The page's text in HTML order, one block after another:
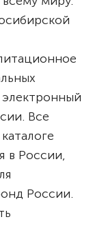
Все
в России,
России.